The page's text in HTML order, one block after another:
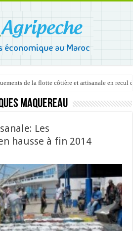
de la flotte côtière et artisanale en recul
maquereau
Les
hausse à fin 2014